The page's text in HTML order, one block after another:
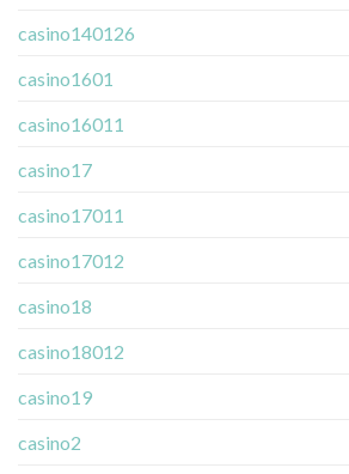
casino140126
casino1601
casino16011
casino17
casino17011
casino17012
casino18
casino18012
casino19
casino2